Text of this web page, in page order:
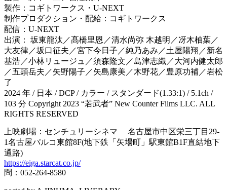
製作：コギトワークス・U-NEXT
制作プロダクション・配給：コギトワークス
配信：U-NEXT
出演： 坂東龍汰／髙橋里恩／清水尚弥 木越明／冴木柚葉／
大友律／坂口征夫／宮下今日子／純乃あみ／土屋陽翔／新名
基浩／小林リュージュ／須森隆文／島津志織／大河内健太郎
／五頭岳夫／矢野陽子／矢島康美／木野花／豊原功補／岩松
了
2024 年 / 日本 / DCP / カラー / スタンダード(1.33:1) / 5.1ch /
103 分 Copyright 2023 “若武者” New Counter Films LLC. ALL
RIGHTS RESERVED
上映劇場：センチュリーシネマ 名古屋市中区栄三丁目29-
1名古屋パルコ東館8F(地下鉄「矢場町」駅東館B1F直結地下
通路)
https://eiga.starcat.co.jp/
問：052-264-8580